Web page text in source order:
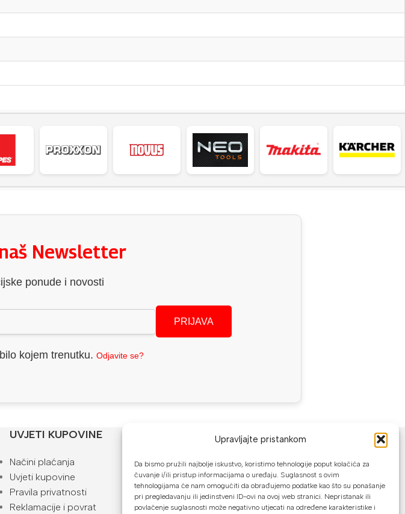
Upravljajte pristankom
Da bismo pružili najbolje iskustvo, koristimo tehnologije poput kolačića za
čuvanje i/ili pristup informacijama o uređaju. Suglasnost s ovim
tehnologijama će nam omogućiti da obrađujemo podatke kao što su ponašanje
pri pregledavanju ili jedinstveni ID-ovi na ovoj web stranici. Nepristanak ili
povlačenje suglasnosti može negativno utjecati na određene karakteristike i
Newsletter
ponude i novosti
PRIJAVA
kojem trenutku. Odjavite se?
UVJETI KUPOVINE
Načini plaćanja
Uvjeti kupovine
Pravila privatnosti
Reklamacije i povrat
NAČINI PLAĆANJA
U našoj web trgovini možete platiti:
Kreditnim karticama jednokratno ili do
24 rate